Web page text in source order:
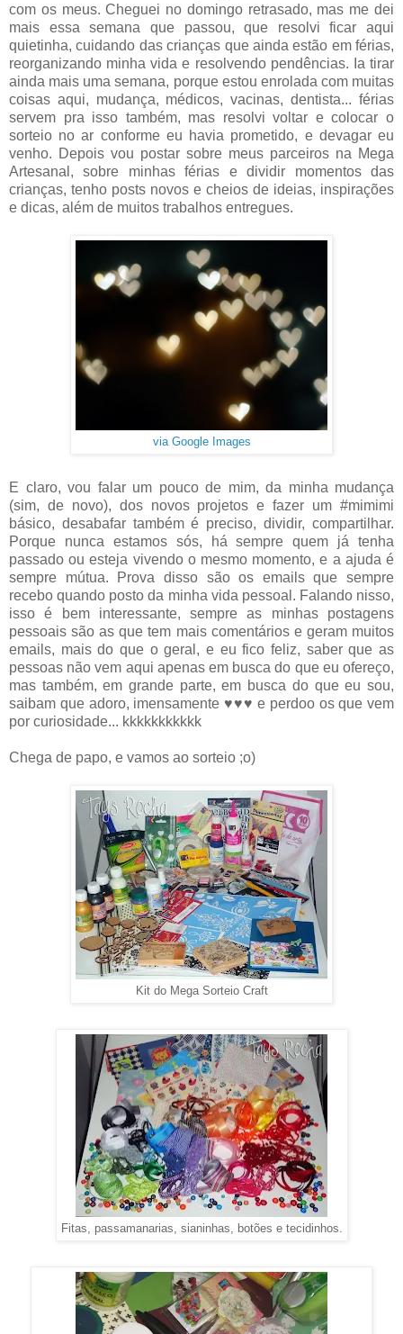
com os meus. Cheguei no domingo retrasado, mas me dei
mais essa semana que passou, que resolvi ficar aqui
quietinha, cuidando das crianças que ainda estão em férias,
reorganizando minha vida e resolvendo pendências. Ia tirar
ainda mais uma semana, porque estou enrolada com muitas
coisas aqui, mudança, médicos, vacinas, dentista... férias
servem pra isso também, mas resolvi voltar e colocar o
sorteio no ar conforme eu havia prometido, e devagar eu
venho. Depois vou postar sobre meus parceiros na Mega
Artesanal, sobre minhas férias e dividir momentos das
crianças, tenho posts novos e cheios de ideias, inspirações
e dicas, além de muitos trabalhos entregues.
via Google Images
E claro, vou falar um pouco de mim, da minha mudança
(sim, de novo), dos novos projetos e fazer um #mimimi
básico, desabafar também é preciso, dividir, compartilhar.
Porque nunca estamos sós, há sempre quem já tenha
passado ou esteja vivendo o mesmo momento, e a ajuda é
sempre mútua. Prova disso são os emails que sempre
recebo quando posto da minha vida pessoal. Falando nisso,
isso é bem interessante, sempre as minhas postagens
pessoais são as que tem mais comentários e geram muitos
emails, mais do que o geral, e eu fico feliz, saber que as
pessoas não vem aqui apenas em busca do que eu ofereço,
mas também, em grande parte, em busca do que eu sou,
saibam que adoro, imensamente ♥♥♥ e perdoo os que vem
por curiosidade... kkkkkkkkkkk
Chega de papo, e vamos ao sorteio ;o)
Kit do Mega Sorteio Craft
Fitas, passamanarias, sianinhas, botões e tecidinhos.